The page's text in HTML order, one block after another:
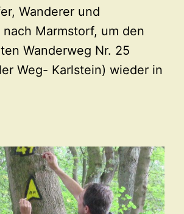
Wanderer und
Marmstorf, um den
Wanderweg Nr. 25
Weg- Karlstein) wieder in